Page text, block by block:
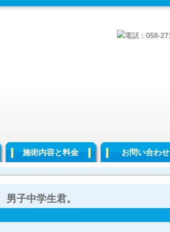
施術内容と料金 お問い合わせ
子中学生君。